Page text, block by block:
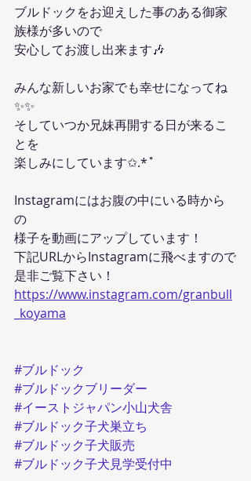
ブルドックをお迎えした事のある御家
族様が多いので
安心してお渡し出来ます🎶
みんな新しいお家でも幸せになってね
✨️✨️
そしていつか兄妹再開する日が来るこ
とを
楽しみにしています✩.*˚
Instagramにはお腹の中にいる時から
の
様子を動画にアップしています！
下記URLからInstagramに飛べますので
是非ご覧下さい！
https://www.instagram.com/granbull
_koyama
#ブルドック
#ブルドックブリーダー
#イーストジャパン小山犬舎
#ブルドック子犬巣立ち
#ブルドック子犬販売
#ブルドック子犬見学受付中